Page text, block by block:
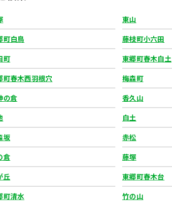
東山
町白鳥 藤枝町小六田
町 東郷町春木白土
町春木西羽根穴 梅森町
の倉 香久山
白土
坂 赤松
倉 藤塚
丘 東郷町春木台
町清水 竹の山